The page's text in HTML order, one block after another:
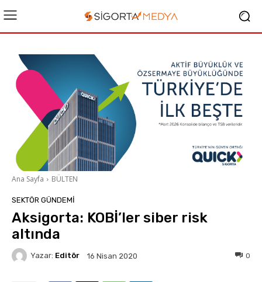
Ana Sayfa BÜLTEN
SEKTÖR GÜNDEMİ
Aksigorta: KOBİ’ler siber risk
altında
Yazar: Editör 16 Nisan 2020 0